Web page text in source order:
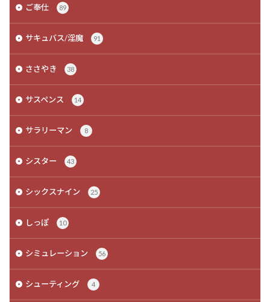
ご奉仕 89
サキュバス/淫魔 91
ささやき 38
サスペンス 14
サラリーマン 8
シスター 43
シックスナイン 25
しっぽ 10
シミュレーション 56
シューティング 4